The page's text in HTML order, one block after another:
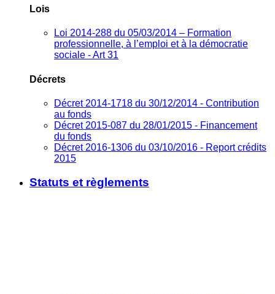
Lois
Loi 2014-288 du 05/03/2014 – Formation
professionnelle, à l’emploi et à la démocratie
sociale - Art 31
Décrets
Décret 2014-1718 du 30/12/2014 - Contribution
au fonds
Décret 2015-087 du 28/01/2015 - Financement
du fonds
Décret 2016-1306 du 03/10/2016 - Report crédits
2015
Statuts et règlements